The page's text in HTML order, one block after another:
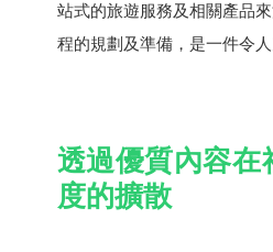
站式的旅遊服務及相關產品
程的規劃及準備，是一件令人
透過優質內容在
度的擴散